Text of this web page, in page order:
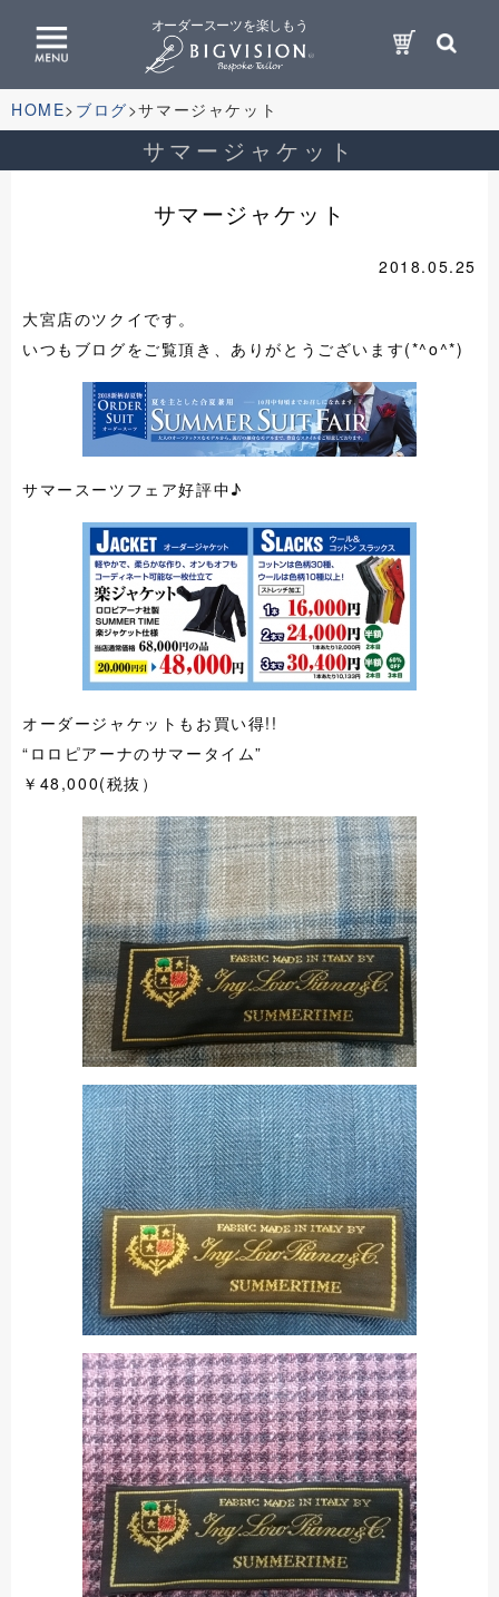
オーダースーツを楽しもう
HOME ブログ サマージャケット
サマージャケット
サマージャケット
2018.05.25
大宮店のツクイです。
いつもブログをご覧頂き、ありがとうございます(*^o^*)
サマースーツフェア好評中♪
オーダージャケットもお買い得!!
“ロロピアーナのサマータイム”
￥48,000(税抜）